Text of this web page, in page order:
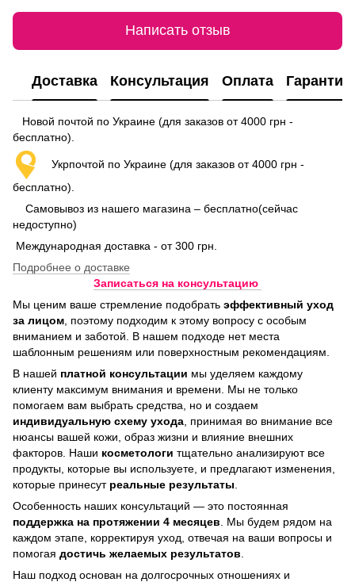
Написать отзыв
Доставка Консультация Оплата Гарантия
Новой почтой по Украине (для заказов от 4000 грн -
бесплатно).
Укрпочтой по Украине (для заказов от 4000 грн -
бесплатно).
Самовывоз из нашего магазина – бесплатно(сейчас
недоступно)
Международная доставка - от 300 грн.
Подробнее о доставке
Записаться на консультацию
Мы ценим ваше стремление подобрать эффективный уход
за лицом , поэтому подходим к этому вопросу с особым
вниманием и заботой. В нашем подходе нет места
шаблонным решениям или поверхностным рекомендациям.
В нашей платной консультации мы уделяем каждому
клиенту максимум внимания и времени. Мы не только
помогаем вам выбрать средства, но и создаем
индивидуальную схему ухода , принимая во внимание все
нюансы вашей кожи, образ жизни и влияние внешних
факторов. Наши косметологи тщательно анализируют все
продукты, которые вы используете, и предлагают изменения,
которые принесут реальные результаты
Особенность наших консультаций — это постоянная
поддержка на протяжении 4 месяцев . Мы будем рядом на
каждом этапе, корректируя уход, отвечая на ваши вопросы и
помогая достичь желаемых результатов
Наш подход основан на долгосрочных отношениях и